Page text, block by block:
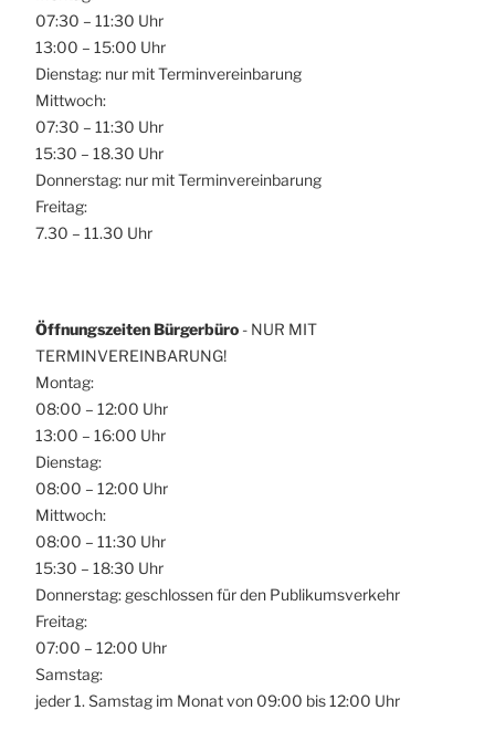
07:30 – 11:30 Uhr
13:00 – 15:00 Uhr
Dienstag: nur mit Terminvereinbarung
Mittwoch:
07:30 – 11:30 Uhr
15:30 – 18.30 Uhr
Donnerstag: nur mit Terminvereinbarung
Freitag:
7.30 – 11.30 Uhr
Öffnungszeiten Bürgerbüro - NUR MIT
TERMINVEREINBARUNG!
Montag:
08:00 – 12:00 Uhr
13:00 – 16:00 Uhr
Dienstag:
08:00 – 12:00 Uhr
Mittwoch:
08:00 – 11:30 Uhr
15:30 – 18:30 Uhr
Donnerstag: geschlossen für den Publikumsverkehr
Freitag:
07:00 – 12:00 Uhr
Samstag:
jeder 1. Samstag im Monat von 09:00 bis 12:00 Uhr